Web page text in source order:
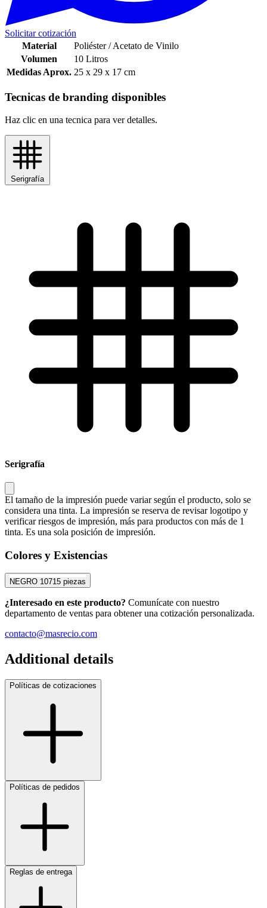
Solicitar cotización
Material
Poliéster / Acetato de Vinilo
Volumen
10 Litros
Medidas Aprox. 25 x 29 x 17 cm
Tecnicas de branding disponibles
Haz clic en una tecnica para ver detalles.
Serigrafía
Serigrafía
El tamaño de la impresión puede variar según el producto, solo se
considera una tinta. La impresión se reserva de revisar logotipo y
verificar riesgos de impresión, más para productos con más de 1
tinta. Es una sola posición de impresión.
Colores y Existencias
NEGRO 10715 piezas
¿Interesado en este producto? Comunícate con nuestro
departamento de ventas para obtener una cotización personalizada.
contacto@masrecio.com
Additional details
Políticas de cotizaciones
Políticas de pedidos
Reglas de entrega